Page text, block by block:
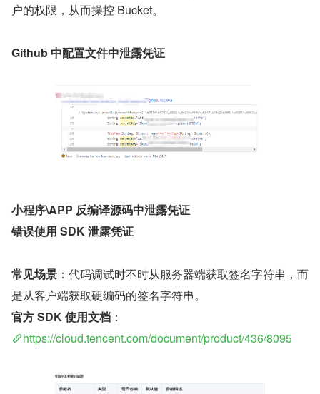
户的权限，从而操控 Bucket。
Github 中配置文件中泄露凭证
小程序\APP 反编译源码中泄露凭证
错误使用 SDK 泄露凭证
常见场景 ：代码调试时不时从服务器端获取签名字符串，而
是从客户端获取硬编码的签名字符串。
官方 SDK 使用文档 ：
https://cloud.tencent.com/document/product/436/8095